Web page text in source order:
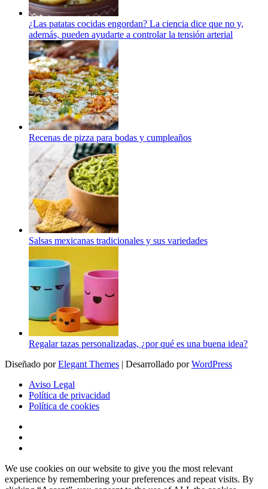
¿Las patatas cocidas engordan? La ciencia dice que no y,
además, pueden ayudarte a controlar la tensión arterial
Recenas de pizza para bodas y cumpleaños
Salsas mexicanas tradicionales y sus variedades
Regalar tazas personalizadas, ¿por qué es una buena idea?
Diseñado porElegant Themes | Desarrollado porWordPress
Aviso Legal
Política de privacidad
Política de cookies
We use cookies on our website to give you the most relevant
experience by remembering your preferences and repeat visits. By